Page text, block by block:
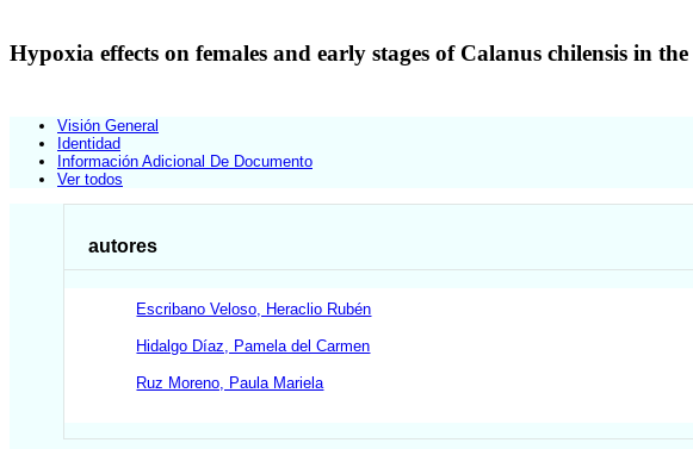
Hypoxia effects on females and early stages of Calanus chilensis in
Visión General
Identidad
Información Adicional De Documento
Ver todos
autores
Escribano Veloso, Heraclio Rubén
Hidalgo Díaz, Pamela del Carmen
Ruz Moreno, Paula Mariela